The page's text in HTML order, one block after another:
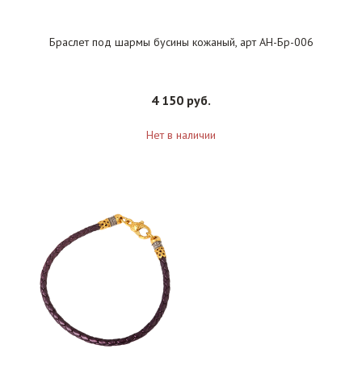
Браслет под шармы бусины кожаный, арт АН-Бр-006
4 150 руб.
Нет в наличии